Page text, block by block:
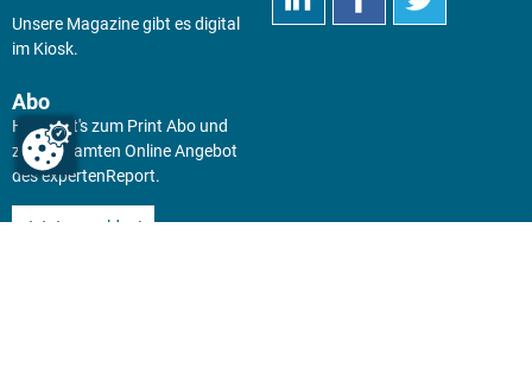
Unsere Magazine gibt es digital
im Kiosk.
Abo
Hier geht's zum Print Abo und
zum gesamten Online Angebot
des expertenReport.
Jetzt anmelden!